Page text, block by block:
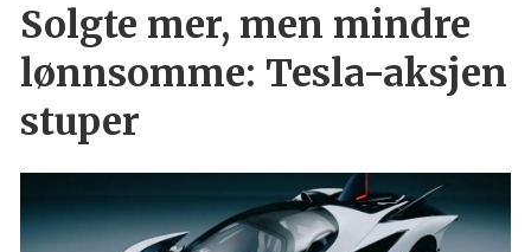
Solgte mer, men mindre
lønnsomme: Tesla-aksjen
stuper